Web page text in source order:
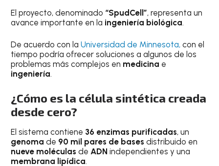
El proyecto, denominado “SpudCell”, representa un
avance importante en la ingeniería biológica.
De acuerdo con laUniversidad de Minnesota, con el
tiempo podría ofrecer soluciones a algunos de los
problemas más complejos en medicina e
ingeniería.
¿Cómo es la célula sintética creada
desde cero?
El sistema contiene 36 enzimas purificadas, un
genoma de 90 mil pares de bases distribuido en
nueve moléculas de ADN independientes y una
membrana lipídica.